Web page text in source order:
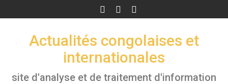
to
Actualités congolaises et
internationales
site d'analyse et de traitement d'information